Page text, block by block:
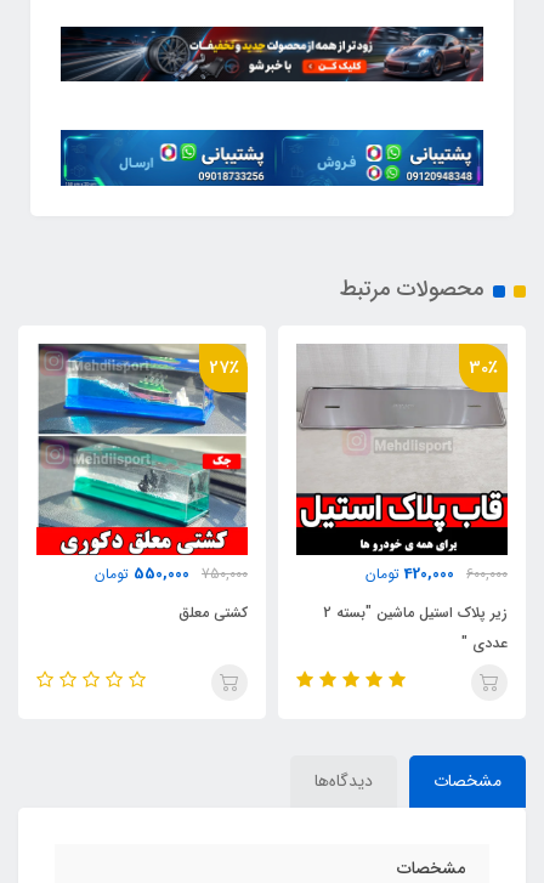
محصولات مرتبط
30٪
600,000
420,000 تومان
زیر پلاک استیل ماشین "بسته 2
عددی "
27٪
750,000
550,000 تومان
کشتی معلق
مشخصات دیدگاه‌ها
مشخصات